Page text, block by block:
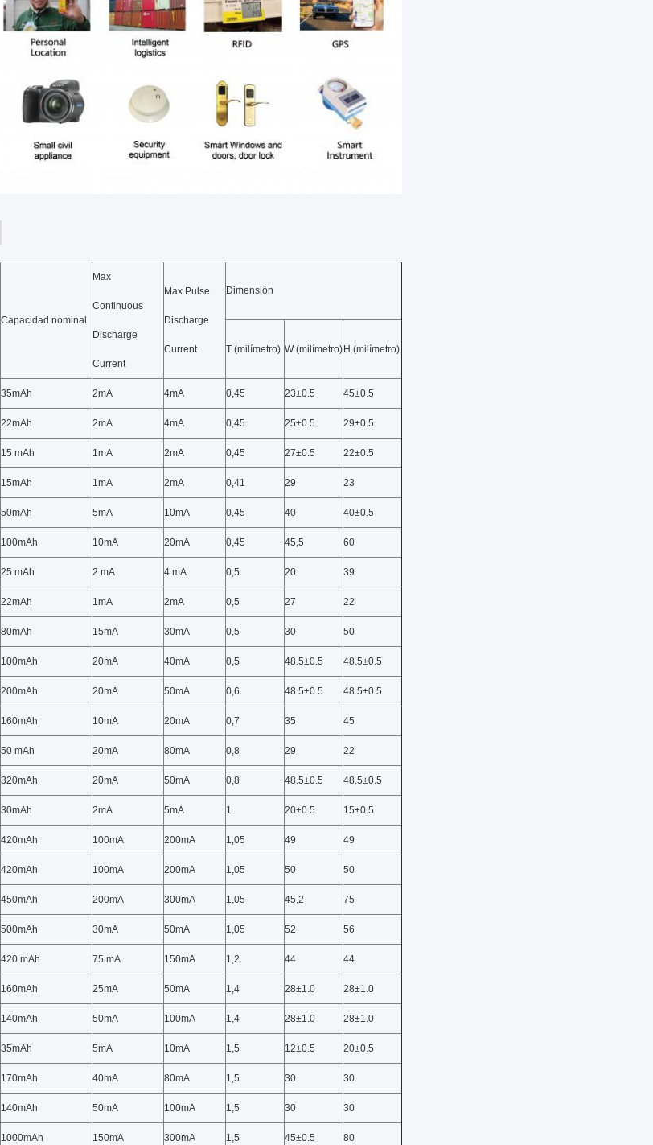
Capacidad nominal
Max
Continuous
Discharge
Current
Max Pulse
Discharge
Current
Dimensión
T (milímetro) W (milímetro)H (milímetro)
35mAh 2mA 4mA 0,45 23±0.5 45±0.5
22mAh 2mA 4mA 0,45 25±0.5 29±0.5
15 mAh 1mA 2mA 0,45 27±0.5 22±0.5
15mAh 1mA 2mA 0,41 29 23
50mAh 5mA 10mA 0,45 40 40±0.5
100mAh 10mA 20mA 0,45 45,5 60
25 mAh 2 mA 4 mA 0,5 20 39
22mAh 1mA 2mA 0,5 27 22
80mAh 15mA 30mA 0,5 30 50
100mAh 20mA 40mA 0,5 48.5±0.5 48.5±0.5
200mAh 20mA 50mA 0,6 48.5±0.5 48.5±0.5
160mAh 10mA 20mA 0,7 35 45
50 mAh 20mA 80mA 0,8 29 22
320mAh 20mA 50mA 0,8 48.5±0.5 48.5±0.5
30mAh 2mA 5mA 1 20±0.5 15±0.5
420mAh 100mA 200mA 1,05 49 49
420mAh 100mA 200mA 1,05 50 50
450mAh 200mA 300mA 1,05 45,2 75
500mAh 30mA 50mA 1,05 52 56
420 mAh 75 mA 150mA 1,2 44 44
160mAh 25mA 50mA 1,4 28±1.0 28±1.0
140mAh 50mA 100mA 1,4 28±1.0 28±1.0
35mAh 5mA 10mA 1,5 12±0.5 20±0.5
170mAh 40mA 80mA 1,5 30 30
140mAh 50mA 100mA 1,5 30 30
1000mAh 150mA 300mA 1,5 45±0.5 80